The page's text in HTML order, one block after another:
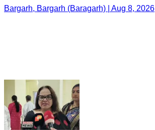
Bargarh, Bargarh (Baragarh) | Aug 8, 2026